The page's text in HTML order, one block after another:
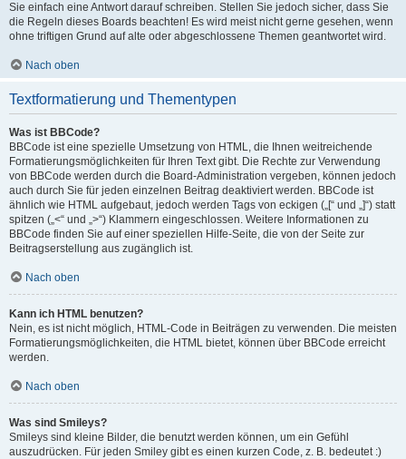
Sie einfach eine Antwort darauf schreiben. Stellen Sie jedoch sicher, dass Sie
die Regeln dieses Boards beachten! Es wird meist nicht gerne gesehen, wenn
ohne triftigen Grund auf alte oder abgeschlossene Themen geantwortet wird.
Nach oben
Textformatierung und Thementypen
Was ist BBCode?
BBCode ist eine spezielle Umsetzung von HTML, die Ihnen weitreichende
Formatierungsmöglichkeiten für Ihren Text gibt. Die Rechte zur Verwendung
von BBCode werden durch die Board-Administration vergeben, können jedoch
auch durch Sie für jeden einzelnen Beitrag deaktiviert werden. BBCode ist
ähnlich wie HTML aufgebaut, jedoch werden Tags von eckigen („[“ und „]“) statt
spitzen („<“ und „>“) Klammern eingeschlossen. Weitere Informationen zu
BBCode finden Sie auf einer speziellen Hilfe-Seite, die von der Seite zur
Beitragserstellung aus zugänglich ist.
Nach oben
Kann ich HTML benutzen?
Nein, es ist nicht möglich, HTML-Code in Beiträgen zu verwenden. Die meisten
Formatierungsmöglichkeiten, die HTML bietet, können über BBCode erreicht
werden.
Nach oben
Was sind Smileys?
Smileys sind kleine Bilder, die benutzt werden können, um ein Gefühl
auszudrücken. Für jeden Smiley gibt es einen kurzen Code, z. B. bedeutet :)